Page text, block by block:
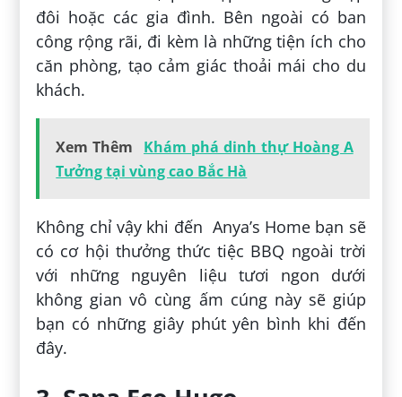
đôi hoặc các gia đình. Bên ngoài có ban
công rộng rãi, đi kèm là những tiện ích cho
căn phòng, tạo cảm giác thoải mái cho du
khách.
Xem Thêm
Khám phá dinh thự Hoàng A
Tưởng tại vùng cao Bắc Hà
Không chỉ vậy khi đến Anya’s Home bạn sẽ
có cơ hội thưởng thức tiệc BBQ ngoài trời
với những nguyên liệu tươi ngon dưới
không gian vô cùng ấm cúng này sẽ giúp
bạn có những giây phút yên bình khi đến
đây.